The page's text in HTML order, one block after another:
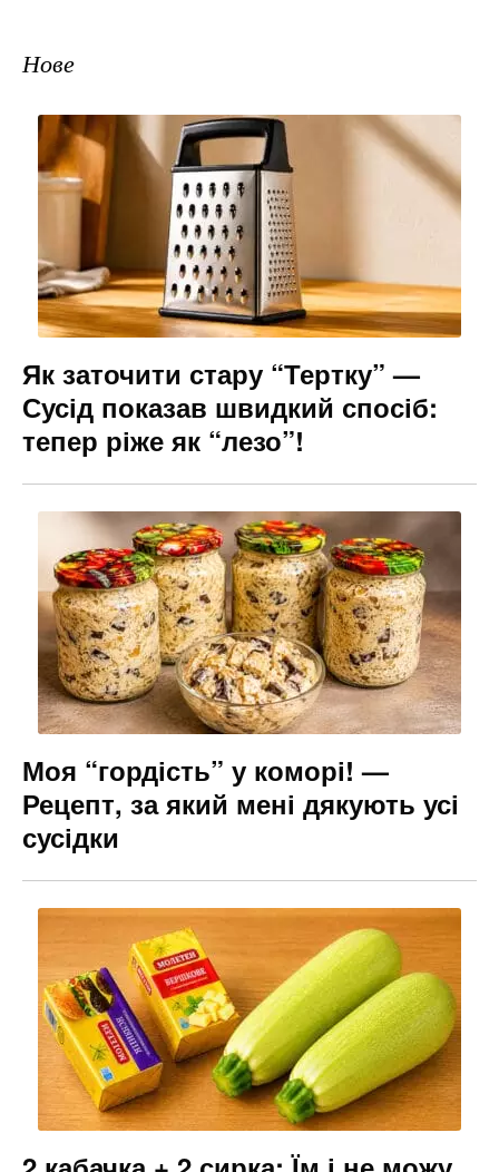
Нове
Як заточити стару “Тертку” —
Сусід показав швидкий спосіб:
тепер ріже як “лезо”!
Моя “гордість” у коморі! —
Рецепт, за який мені дякують усі
сусідки